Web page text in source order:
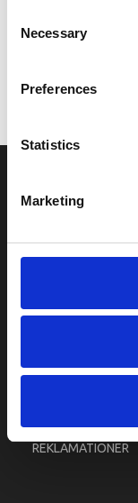
Selection
Necessary
Preferences
Statistics
Marketing
Vi oplever i øjeblikket
Derfor kan der i
INFORMATIONER
Fragt og levering
Betingelser &
Købsgaranti
REKLAMATIONER